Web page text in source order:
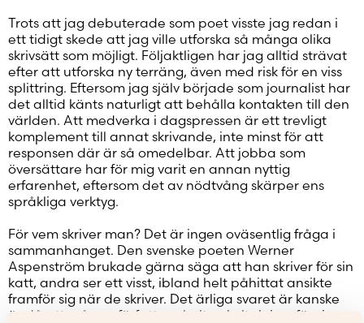
Trots att jag debuterade som poet visste jag redan i
ett tidigt skede att jag ville utforska så många olika
skrivsätt som möjligt. Följaktligen har jag alltid strävat
efter att utforska ny terräng, även med risk för en viss
splittring. Eftersom jag själv började som journalist har
det alltid känts naturligt att behålla kontakten till den
världen. Att medverka i dagspressen är ett trevligt
komplement till annat skrivande, inte minst för att
responsen där är så omedelbar. Att jobba som
översättare har för mig varit en annan nyttig
erfarenhet, eftersom det av nödtvång skärper ens
språkliga verktyg.
För vem skriver man? Det är ingen oväsentlig fråga i
sammanhanget. Den svenske poeten Werner
Aspenström brukade gärna säga att han skriver för sin
katt, andra ser ett visst, ibland helt påhittat ansikte
framför sig när de skriver. Det ärliga svaret är kanske
ändå att många författare helt enkelt skriver för sig